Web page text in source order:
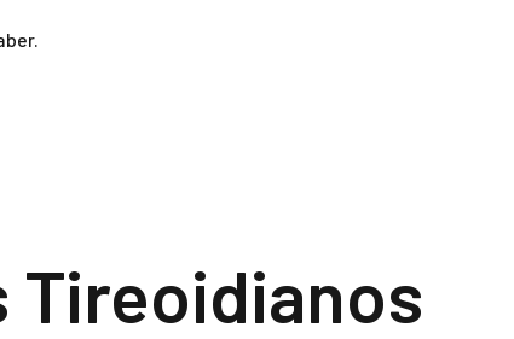
Tireoidianos